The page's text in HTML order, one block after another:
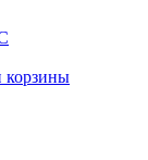
корзины